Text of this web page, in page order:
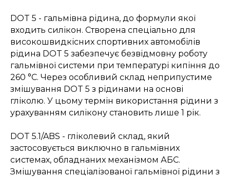
DOT 5 - гальмівна рідина, до формули якої
входить силікон. Створена спеціально для
високошвидкісних спортивних автомобілів
рідина DOT 5 забезпечує безвідмовну роботу
гальмівної системи при температурі кипіння до
260 °C. Через особливий склад неприпустиме
змішування DOT 5 з рідинами на основі
гліколю. У цьому термін використання рідини з
урахуванням силікону становить лише 1 рік.
DOT 5.1/ABS - гліколевий склад, який
застосовується виключно в гальмівних
системах, обладнаних механізмом АБС.
Змішування спеціалізованої гальмівної рідини з